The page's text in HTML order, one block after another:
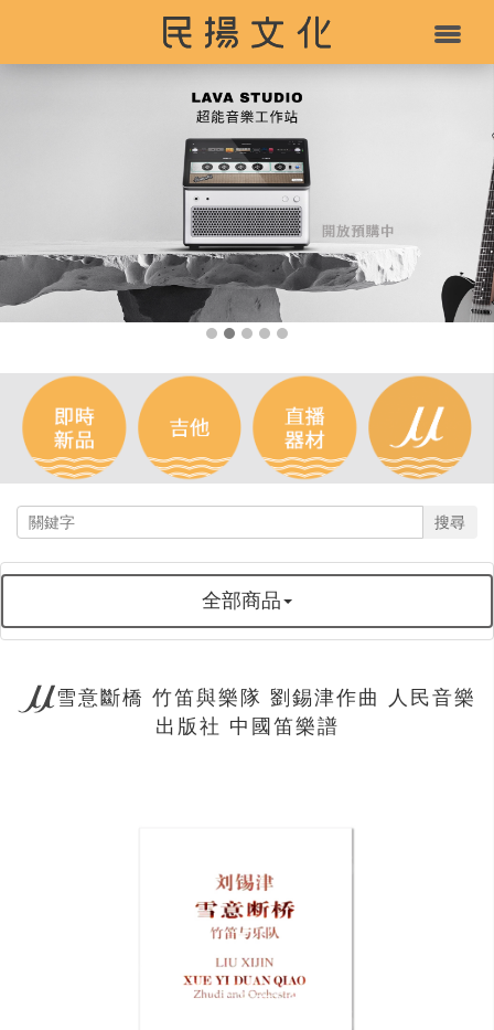
搜尋
全部商品
雪意斷橋 竹笛與樂隊 劉錫津作曲 人民音樂
出版社 中國笛樂譜